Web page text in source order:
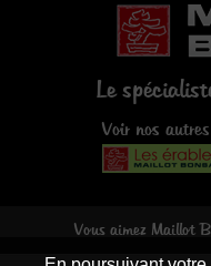
Le
Voir nos
Vous aimez Maillot